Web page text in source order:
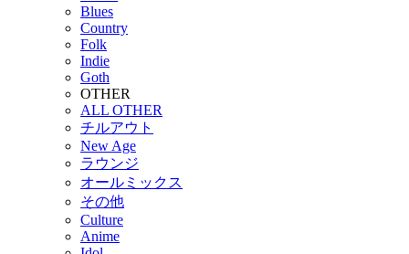
Blues
Country
Folk
Indie
Goth
OTHER
ALL OTHER
チルアウト
New Age
ラウンジ
オールミックス
その他
Culture
Anime